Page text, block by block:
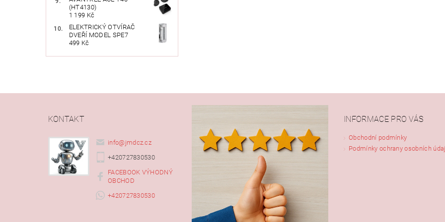
(HT4130)
1 199 Kč
ELEKTRICKÝ OTVÍRAČ
DVEŘÍ MODEL SPE7
499 Kč
KONTAKT
info@ jmdcz.cz
+420727830530
FACEBOOK VÝHODNÝ
OBCHOD
+420727830530
INFORMACE PRO VÁS
Obchodní podmínky
Podmínky ochrany osobních